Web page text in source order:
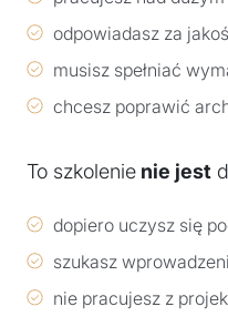
odpowiadasz za
musisz spełniać
chcesz poprawić
To szkolenie nie jest
dopiero uczysz się
szukasz
nie pracujesz z